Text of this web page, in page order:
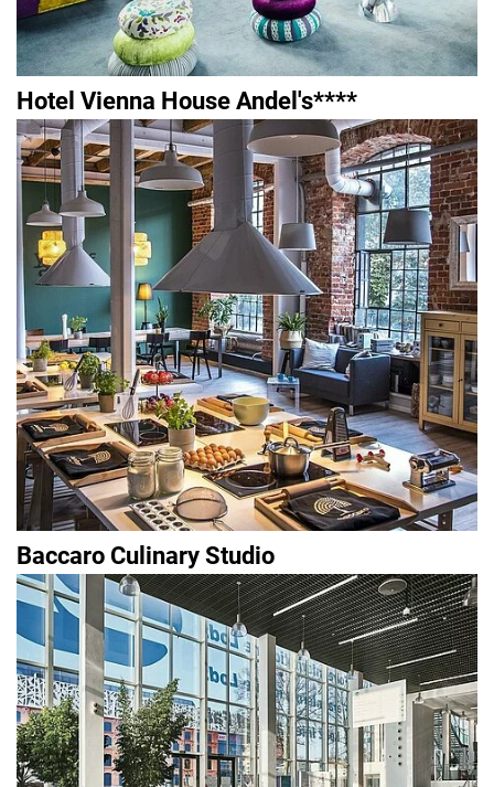
Hotel Vienna House Andel's****
Baccaro Culinary Studio